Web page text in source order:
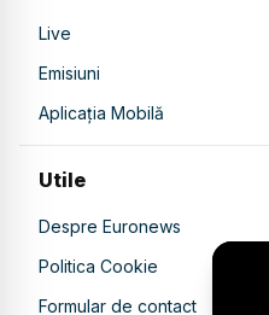
Live
Emisiuni
Aplicația Mobilă
Utile
Despre Euronews
Politica Cookie
Formular de contact